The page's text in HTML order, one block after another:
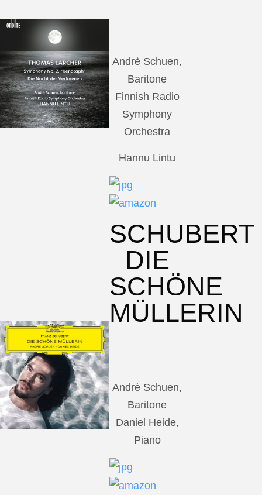
Andrè Schuen,
Baritone
Finnish Radio
Symphony
Orchestra
Hannu Lintu
SCHUBERT
DIE
SCHÖNE
MÜLLERIN
Andrè Schuen,
Baritone
Daniel Heide,
Piano